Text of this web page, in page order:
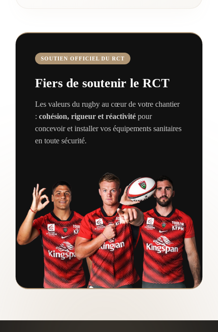
SOUTIEN OFFICIEL DU RCT
Fiers de soutenir le RCT
Les valeurs du rugby au cœur de votre chantier
: cohésion, rigueur et réactivité pour
concevoir et installer vos équipements sanitaires
en toute sécurité.